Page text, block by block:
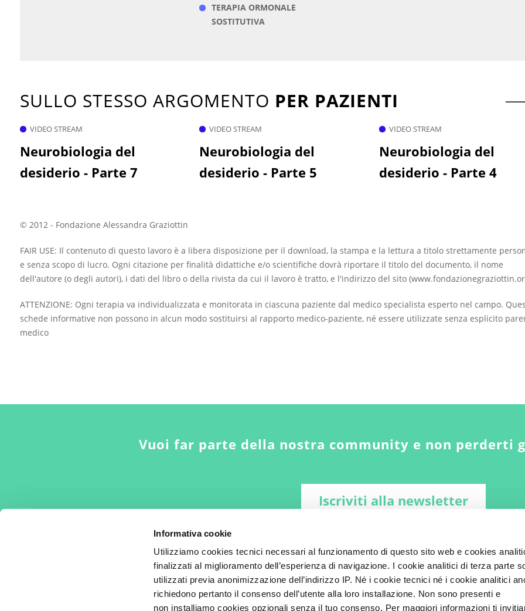
Informativa cookie
Utilizziamo cookies tecnici necessari al funzionamento di questo sito web e cookies
finalizzati al miglioramento dell’esperienza di navigazione. I cookie analitici di terza parte
utilizzati previa anonimizzazione dell’indirizzo IP. Né i cookie tecnici né i cookie analitici
richiedono pertanto il consenso dell’utente alla loro installazione. Non sono presenti e
non installiamo cookies opzionali senza il tuo consenso. Per maggiori informazioni ti
TERAPIA ORMONALE
SOSTITUTIVA
SULLO STESSO ARGOMENTO PER PAZIENTI
VIDEO STREAM
Neurobiologia del
desiderio - Parte 7
VIDEO STREAM
Neurobiologia del
desiderio - Parte 5
VIDEO STREAM
Neurobiologia del
desiderio - Parte 4
© 2012 - Fondazione Alessandra Graziottin
FAIR USE: Il contenuto di questo lavoro è a libera disposizione per il download, la stampa e la lettura a titolo strettamente
e senza scopo di lucro. Ogni citazione per finalità didattiche e/o scientifiche dovrà riportare il titolo del documento, il nome
dell'autore (o degli autori), i dati del libro o della rivista da cui il lavoro è tratto, e l'indirizzo del sito
ATTENZIONE: Ogni terapia va individualizzata e monitorata in ciascuna paziente dal medico specialista esperto nel campo.
schede informative non possono in alcun modo sostituirsi al rapporto medico-paziente, né essere utilizzate senza esplicito
medico
Vuoi far parte della nostra community e non perderti
Iscriviti alla newsletter
Per la cura del dolore nella donna